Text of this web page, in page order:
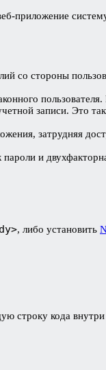
приложение
со стороны
записи. Это
затрудняя
и
, либо установить
строку кода внутри